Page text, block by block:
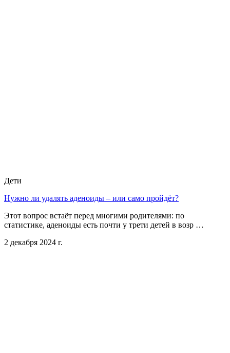
Дети
Нужно ли удалять аденоиды – или само пройдёт?
Этот вопрос встаёт перед многими родителями: по
статистике, аденоиды есть почти у трети детей в возр …
2 декабря 2024 г.